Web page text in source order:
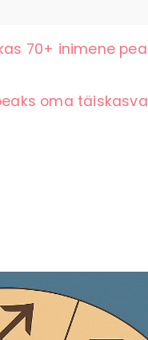
70+ inimene
oma